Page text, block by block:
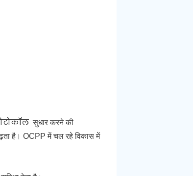
सुधार करने की
है। OCPP में चल रहे विकास में